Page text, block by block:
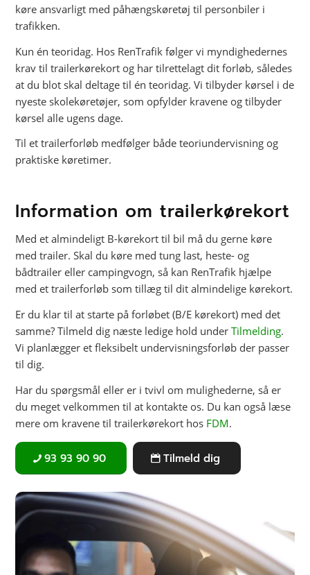
køre ansvarligt med påhængskøretøj til personbiler i
trafikken.
Kun én teoridag. Hos RenTrafik følger vi myndighedernes
krav til trailerkørekort og har tilrettelagt dit forløb, således
at du blot skal deltage til én teoridag. Vi tilbyder kørsel i de
nyeste skolekøretøjer, som opfylder kravene og tilbyder
kørsel alle ugens dage.
Til et trailerforløb medfølger både teoriundervisning og
praktiske køretimer.
Information om trailerkørekort
Med et almindeligt B-kørekort til bil må du gerne køre
med trailer. Skal du køre med tung last, heste- og
bådtrailer eller campingvogn, så kan RenTrafik hjælpe
med et trailerforløb som tillæg til dit almindelige kørekort.
Er du klar til at starte på forløbet (B/E kørekort) med det
samme? Tilmeld dig næste ledige hold underTilmelding.
Vi planlægger et fleksibelt undervisningsforløb der passer
til dig.
Har du spørgsmål eller er i tvivl om mulighederne, så er
du meget velkommen til at kontakte os. Du kan også læse
mere om kravene til trailerkørekort hos FDM.
93 93 90 90 Tilmeld dig